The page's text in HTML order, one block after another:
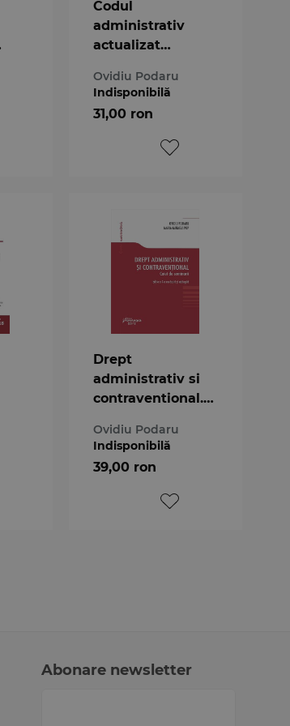
Codul
administrativ
actualizat
Ovidiu Podaru
Indisponibilă
31,00 ron
Drept
administrativ si
contraventional.
seminarii. Editia a
Ovidiu Podaru
Indisponibilă
39,00 ron
Abonare newsletter